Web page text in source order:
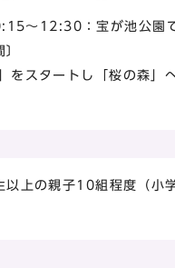
～12:30：宝が池公園
をスタートし「桜の森」
上の親子10組程度（小